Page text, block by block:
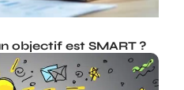
objectif est SMART ?